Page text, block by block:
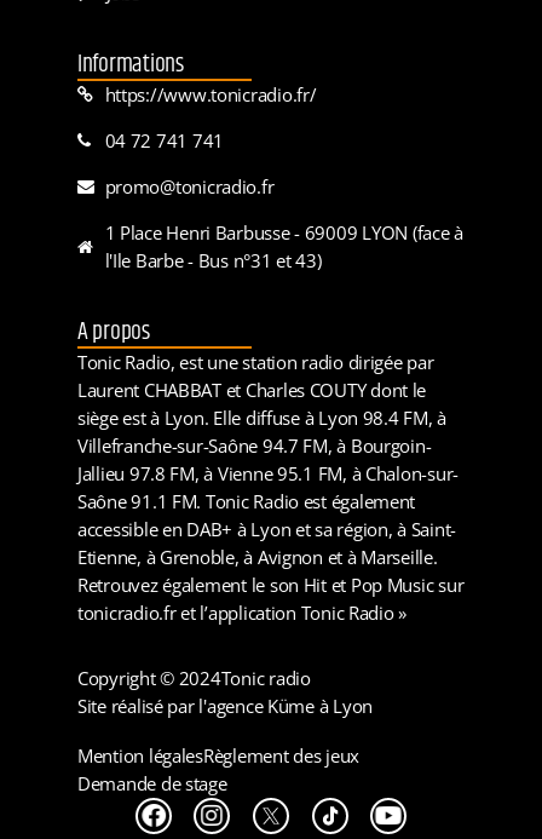
Informations
https://www.tonicradio.fr/
04 72 741 741
promo@tonicradio.fr
1 Place Henri Barbusse - 69009 LYON (face à
l'Ile Barbe - Bus n°31 et 43)
A propos
Tonic Radio, est une station radio dirigée par
Laurent CHABBAT et Charles COUTY dont le
siège est à Lyon. Elle diffuse à Lyon 98.4 FM, à
Villefranche-sur-Saône 94.7 FM, à Bourgoin-
Jallieu 97.8 FM, à Vienne 95.1 FM, à Chalon-sur-
Saône 91.1 FM. Tonic Radio est également
accessible en DAB+ à Lyon et sa région, à Saint-
Etienne, à Grenoble, à Avignon et à Marseille.
Retrouvez également le son Hit et Pop Music sur
tonicradio.fr et l’application Tonic Radio »
Copyright © 2024Tonic radio
Site réalisé par l'agence Küme à Lyon
Mention légalesRèglement des jeux
Demande de stage